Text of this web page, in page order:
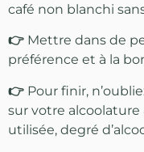
café non blanchi
👉 Mettre dans de
préférence et à la
👉 Pour finir,
sur votre
utilisée, degré